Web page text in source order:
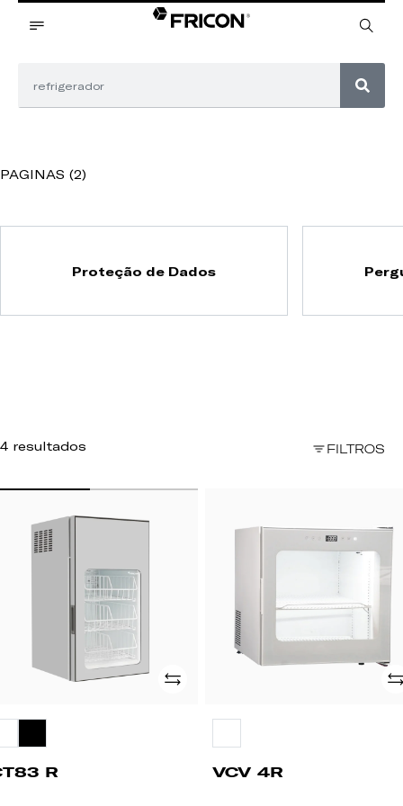
PAGINAS (2)
Proteção de Dados
4 resultados FILTROS
Adicionar
R VCV 4R